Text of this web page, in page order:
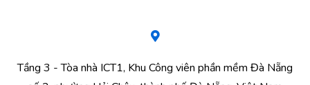
Tầng 3 - Tòa nhà ICT1, Khu Công viên phần mềm Đà Nẵng